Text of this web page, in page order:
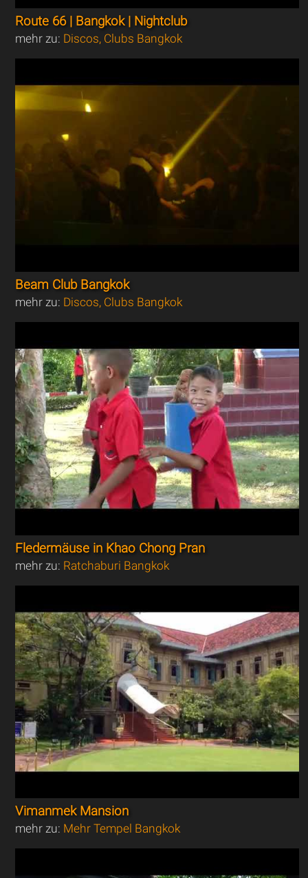
Route 66 | Bangkok | Nightclub
mehr zu: Discos, Clubs Bangkok
Beam Club Bangkok
mehr zu: Discos, Clubs Bangkok
Fledermäuse in Khao Chong Pran
mehr zu: Ratchaburi Bangkok
Vimanmek Mansion
mehr zu: Mehr Tempel Bangkok